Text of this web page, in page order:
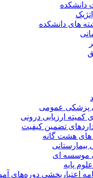
دانشکده
های دانشکده
پزشکی عمومی
کمیته ارزیابی درونی
تضمین کیفیت
هشت گانه
موسسه ای
پایه
اعتباربخشی دوره‌های